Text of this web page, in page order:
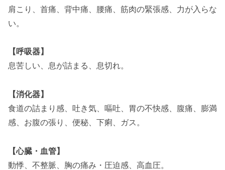
肩こり、首痛、背中痛、腰痛、筋肉の緊張感、力が入らな
い。
【呼吸器】
息苦しい、息が詰まる、息切れ。
【消化器】
食道の詰まり感、吐き気、嘔吐、胃の不快感、腹痛、膨満
感、お腹の張り、便秘、下痢、ガス。
【心臓・血管】
動悸、不整脈、胸の痛み・圧迫感、高血圧。